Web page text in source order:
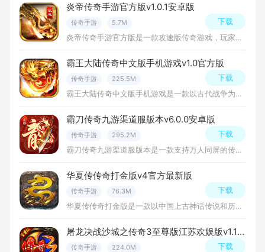
炎帝传奇手游官方版v1.0.1安卓版
传奇手游 5.7M
炎帝传奇手游官方版是一款攻速版传奇游戏，玩家可以根据自己的喜好选择战士、法师、道士三种职业中的一种，并根据角色的特点进行装备和技能的选择，玩法挺不错的！
下载
霸王大陆传奇中文版手机游戏v1.0官方版
传奇手游 225.5M
霸王大陆传奇中文版手机游戏是一款以古代战争为背景的角色扮演游戏，玩家可以在游戏中选择不同的职业，探索丰富多彩的游戏世界，与其他玩家互动，免费下载安装吧！
下载
霸刀传奇九游渠道服版本v6.0.0安卓版
传奇手游 295.2M
霸刀传奇九游渠道服版本是一款支持万人同屏的传奇游戏，你可以在传奇游戏中不断征战战斗，与众多老玩家们一起刷怪刷副本快速升级，玩法相当的震撼，下载体验吧！
下载
华夏传传奇打金版v4官方最新版
传奇手游 76.3M
华夏传传奇打金版是一款以中国上古神话传说和历史风貌为背景的大型多人在线角色扮演游戏。游戏继承了原创2D网游劲爽PK的风格，类暗黑式经典技能释放模式，操作简单，玩法丰富，免费下载安装吧！
下载
屠龙决战沙城之传奇3至尊版江苏欢娱版v1.100.0官方版
传奇手游 224.0M 下载